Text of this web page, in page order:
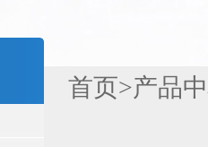
首页>产品